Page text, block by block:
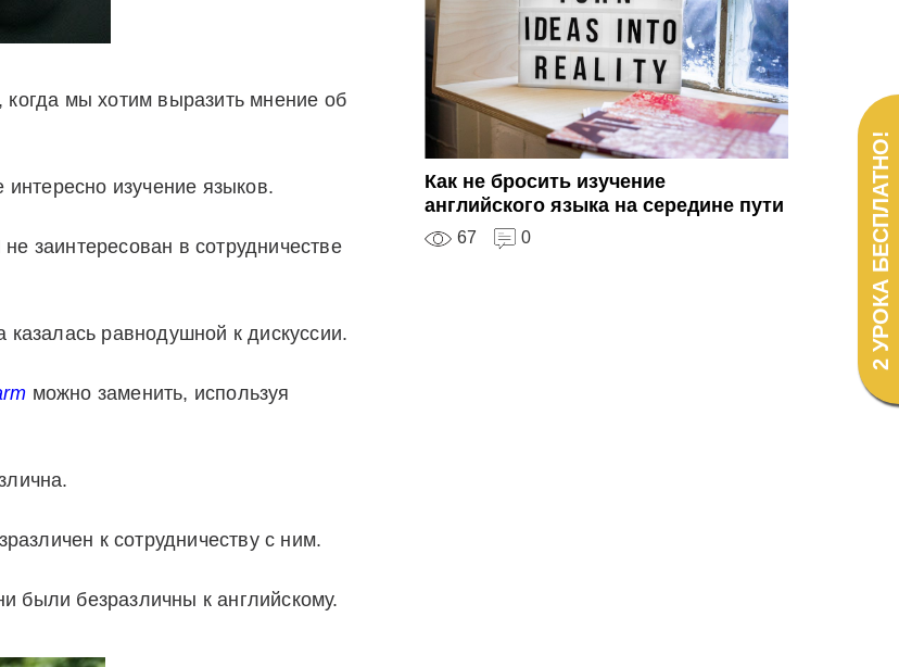
Как не бросить изучение
английского языка на середине пути
67 0
когда мы хотим выразить мнение об
изучение языков.
заинтересован в сотрудничестве
казалась равнодушной к дискуссии.
можно заменить, используя
к сотрудничеству с ним.
были безразличны к английскому.
2 УРОКА БЕСПЛАТНО!